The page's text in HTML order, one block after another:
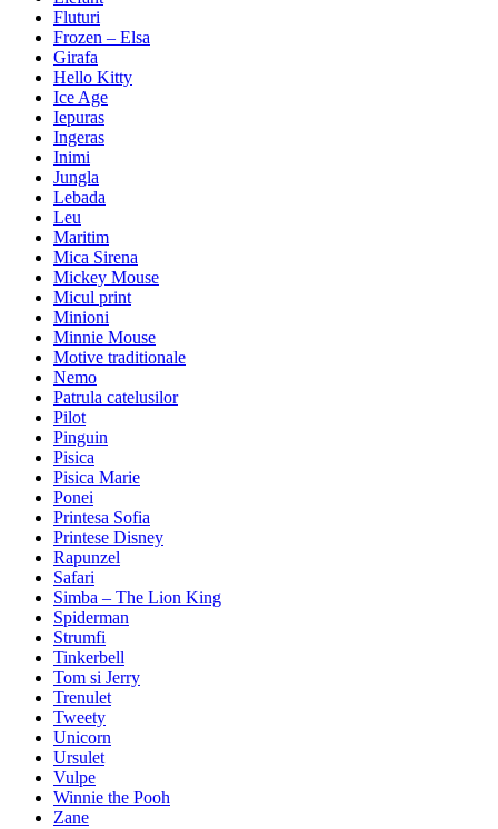
Fluturi
Frozen – Elsa
Girafa
Hello Kitty
Ice Age
Iepuras
Ingeras
Inimi
Jungla
Lebada
Leu
Maritim
Mica Sirena
Mickey Mouse
Micul print
Minioni
Minnie Mouse
Motive traditionale
Nemo
Patrula catelusilor
Pilot
Pinguin
Pisica
Pisica Marie
Ponei
Printesa Sofia
Printese Disney
Rapunzel
Safari
Simba – The Lion King
Spiderman
Strumfi
Tinkerbell
Tom si Jerry
Trenulet
Tweety
Unicorn
Ursulet
Vulpe
Winnie the Pooh
Zane